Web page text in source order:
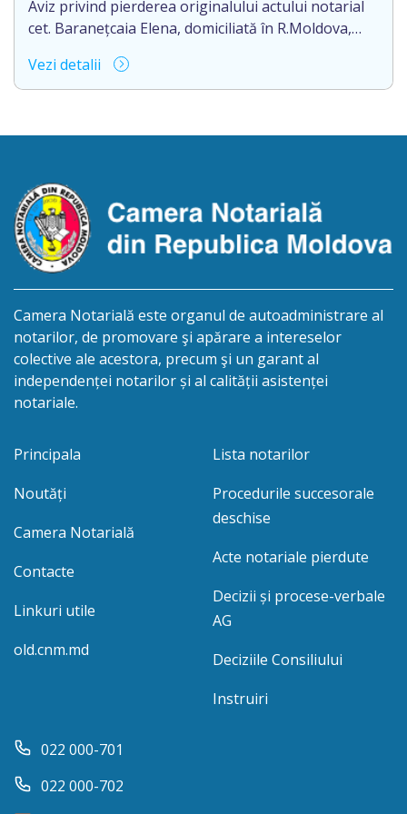
Aviz privind pierderea originalului actului notarial
cet. Baranețcaia Elena, domiciliată în R.Moldova,
pierderea originalului actului notarial: contract de
vînzare-cumpărare nr.9324 din 11.08.2017
Vezi detalii
Camera Notarială este organul de autoadministrare al
notarilor, de promovare şi apărare a intereselor
colective ale acestora, precum şi un garant al
independenței notarilor și al calității asistenței
notariale.
Principala
Noutăți
Camera Notarială
Contacte
Linkuri utile
old.cnm.md
Lista notarilor
Procedurile succesorale
deschise
Acte notariale pierdute
Decizii și procese-verbale
AG
Deciziile Consiliului
Instruiri
022 000-701
022 000-702